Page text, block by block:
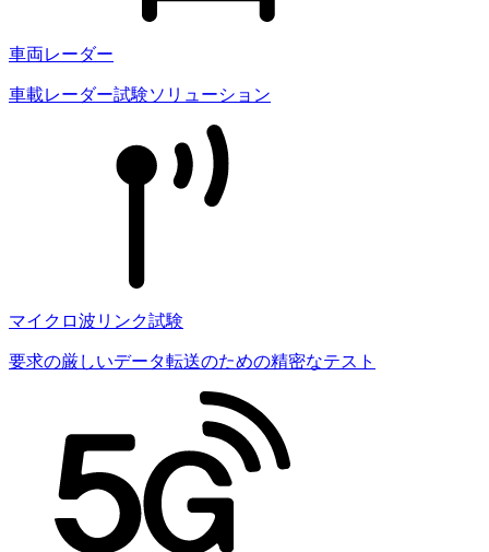
車両レーダー
車載レーダー試験ソリューション
マイクロ波リンク試験
要求の厳しいデータ転送のための精密なテスト